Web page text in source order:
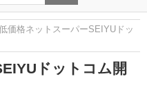
価格ネットスーパーSEIYUドッ
ドットコム開